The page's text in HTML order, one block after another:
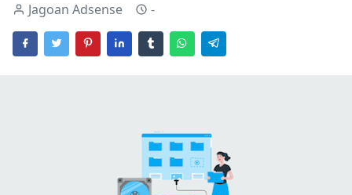
Jagoan Adsense -